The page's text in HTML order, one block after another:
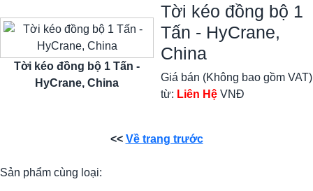
Tời kéo đồng bộ 1 Tấn -
HyCrane, China
Tời kéo đồng bộ 1
Tấn - HyCrane,
China
Giá bán (Không bao gồm VAT)
từ: Liên Hệ VNĐ
<< Về trang trước
Sản phẩm cùng loại: